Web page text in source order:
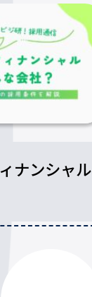
ナンシャル